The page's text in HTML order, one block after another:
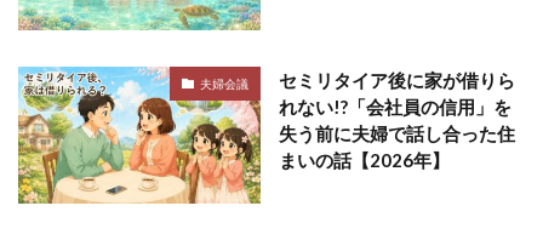
夫婦会議
セミリタイア後に家が借りら
れない!?「会社員の信用」を
失う前に夫婦で話し合った住
まいの話【2026年】